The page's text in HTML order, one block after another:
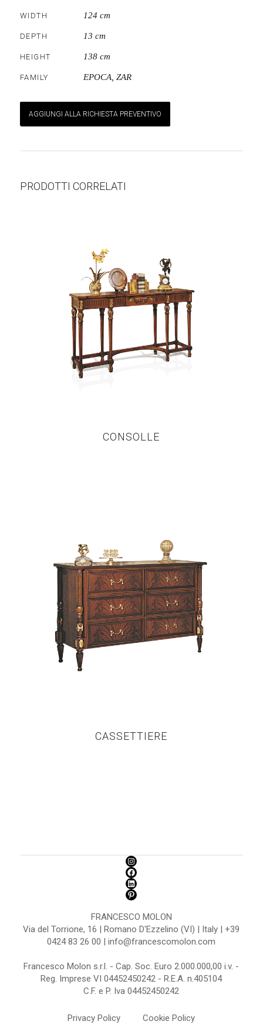
WIDTH 124 cm
DEPTH 13 cm
HEIGHT 138 cm
FAMILY EPOCA, ZAR
AGGIUNGI ALLA RICHIESTA PREVENTIVO
PRODOTTI CORRELATI
CONSOLLE
CASSETTIERE
FRANCESCO MOLON
Via del Torrione, 16 | Romano D'Ezzelino (VI) | Italy | +39
0424 83 26 00 | info@francescomolon.com
Francesco Molon s.r.l. - Cap. Soc. Euro 2.000.000,00 i.v. -
Reg. Imprese VI 04452450242 - R.E.A. n.405104
C.F. e P. Iva 04452450242
Privacy Policy Cookie Policy